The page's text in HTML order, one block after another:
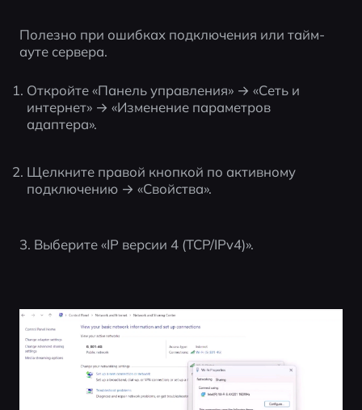
Полезно при ошибках подключения или тайм-
ауте сервера.
Откройте «Панель управления» → «Сеть и
интернет» → «Изменение параметров
адаптера».
Щелкните правой кнопкой по активному
подключению → «Свойства».
3. Выберите «IP версии 4 (TCP/IPv4)».